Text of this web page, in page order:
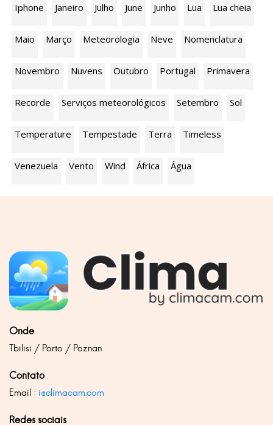
Iphone Janeiro Julho June Junho Lua Lua cheia
Maio Março Meteorologia Neve Nomenclatura
Novembro Nuvens Outubro Portugal Primavera
Recorde Serviços meteorológicos Setembro Sol
Temperature Tempestade Terra Timeless
Venezuela Vento Wind África Água
Onde
Tbilisi / Porto / Poznan
Contato
Email : i@climacam.com
Redes sociais